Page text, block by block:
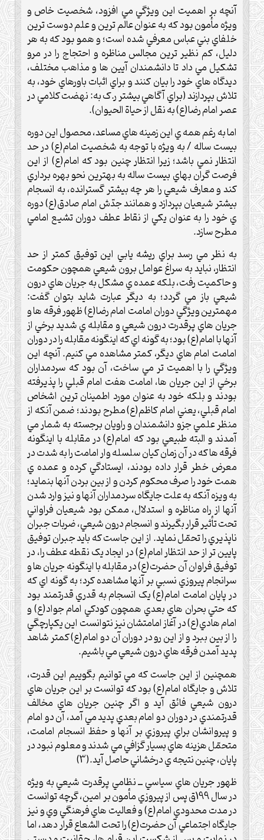
آنچه بر اهميت اين ويژگي مي افزود، شخصيت خاص و
ويژه مأمون بود که به عنوان عالم ترين و علم دوست ترين
خلفاي بني عباس معرفي شده است؛ و همو بود که به هر
دليل، کم نظير ترين مجالس مناظره و احتجاج را در مرو
تشکيل مي داد تا دانشمندان آيين ها و مذاهب مختلف،
ديدگاه هاي خود را بيان کنند و براي اثبات باورهاي خود، به
تلاش بپردازند (براي آگاهي بيشتر ر.ک به: نهضت کلامي در
عصر امام رضا(ع) به نقل از حياة الحيوان).
اما به رغم همه ي اين زمينه هاي مساعد، محصول اين دوره
بيست ساله / به ويژه با توجه به شخصيت امام(ع) در حد
انتظار نمي باشد؛ زيرا انتظار چنين بود که امام(ع) از اين
فرصت گران بهاي بيست ساله به بهترين نحو بهره برداري
کند و معارف شيعي را هر چه بيشتر گسترانده، به انسجام
بيشتر شيعيان بپردازد و همانند جدّش امام صادق(ع) دوره
ي خود را به عنوان يکي از نقاط عطف دوران تشيع امامي
مطرح سازد.
به نظر مي رسد براي ريشه يابي اين توفيق کمتر از حد
انتظار، نبايد به سراغ عوامل برون شيعي همچون حکومت
و حاکميت رفت، بلکه عمده ي مشکل به جريان هاي درون
شيعي باز مي گردد؛ به ديگر عبارت شايد بتوان گفت:
مهمترين ويژگي دوران امامت امام رضا(ع) ظهور فرقه ها و
جريان هاي پرقدرت درون شيعي و مقابله ي شديد برخي از
آنها با امام(ع) بود؛ به گونه اي که اينگونه مقابله را در دوران
امامت امام هاي ديگر، کمتر مشاهده مي کنيم. آنچه اين
ويژگي را با اهميت تر مي ساخت، آن بود که سردمداران
برخي از اين جريان ها، امامت هفت امام قبلي را پذيرفته
بودند و بلکه خود به عنوان مورد اطمينان ترين اشخاص
امام قبلي، يعني امام کاظم(ع) مطرح بودند؛ ضمن آنکه از
منظر علمي جزو دانشمندان و راويان برجسته به شمار مي
آمدند و البته طبيعي بود که امام(ع) در مقابله با اينگونه
فرقه ها که در آن زمان کيان سلسله وار امامت را به شدت در
معرض خطر قرار داده بودند، ايستادگي کرده و عمده ي
همت خود را صرف محکوم کردن و از بين بردن آنها بنمايد؛
به ويزه آنکه به علت جايگاه سردمداران آنها و نيز وارد شدن
آنها از راه مناظره و استدلال، ممکن بود شيعيان فراواني
تحت تأثير قرار بگيرند و انسجام درون شيعي، ضربات جبران
ناپذيري را تحمّل نمايد. از اين جاست که بايد جبران توفيق
پايين تر از حد انتظار امام(ع) در ايجاد يک نقطه عطف را، در
توفيق فراوان آن حضرت(ع) در مقابله با اينگونه جريان ها و
سرانجام پيروزي نسبي بر آنها مشاهده کرد؛ به گونه اي که
در پايان امامت امام(ع) يک انسجام به قدري قدرتمند بود
که حتي بحران هاي بعدي همچون کودکي امام جواد(ع) و
امام هادي(ع) در آغاز امامتشان نيز نتوانست اين يکپارچگي
را از بين ببرد و از اين رو در دوران آن دو امام(ع) کمتر شاهد
پديد آمدن فرقه هاي درون شيعي مي باشيم.
همچنين از اين جاست که مي توانيم بگوييم اين قدرت،
تلاش و جايگاه امام(ع) بود که توانست بر اين جريان هاي
درون شيعي فائق آيد و اگر چنين جريان هاي مخالف
قدرتمندي در دوران دو امام بعدي پديد مي آمد، آن دو امام
و پيروانشان براي پيروزي بر آنها و حفظ انسجام امامت،
متحمّل هزينه هاي بسيار گزافي مي شدند و معلوم نبود در
پايان، چنين نتيجه ي درخشاني حاصل آيد.(3)
ظهور جريان هاي سياسي ــ نظامي پرقدرت شيعي به ويژه
در سال 199ق پس از پيروزي مأمون بر امين، گرچه توانست
در مدت محدودي امام(ع) و فعاليت هاي فرهنگي وي و نيز
جايگاه اجتماعي آن حضرت(ع) را تحت الشعاع قرار دهد، اما